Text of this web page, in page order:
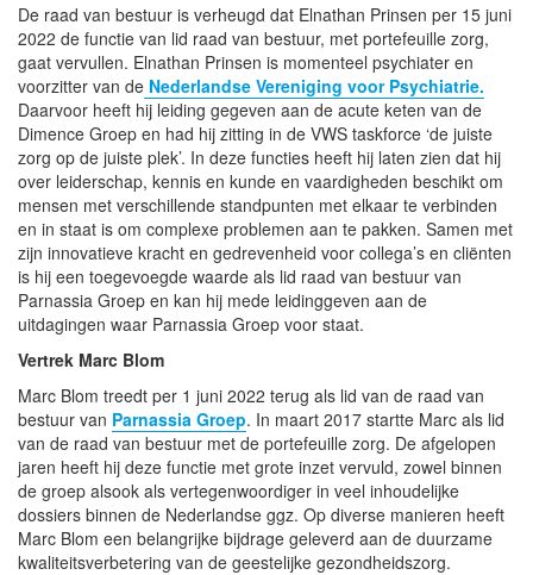
De raad van bestuur is verheugd dat Elnathan Prinsen per 15 juni
2022 de functie van lid raad van bestuur, met portefeuille zorg,
gaat vervullen. Elnathan Prinsen is momenteel psychiater en
voorzitter van de Nederlandse Vereniging voor Psychiatrie.
Daarvoor heeft hij leiding gegeven aan de acute keten van de
Dimence Groep en had hij zitting in de VWS taskforce ‘de juiste
zorg op de juiste plek’. In deze functies heeft hij laten zien dat hij
over leiderschap, kennis en kunde en vaardigheden beschikt om
mensen met verschillende standpunten met elkaar te verbinden
en in staat is om complexe problemen aan te pakken. Samen met
zijn innovatieve kracht en gedrevenheid voor collega’s en cliënten
is hij een toegevoegde waarde als lid raad van bestuur van
Parnassia Groep en kan hij mede leidinggeven aan de
uitdagingen waar Parnassia Groep voor staat.
Vertrek Marc Blom
Marc Blom treedt per 1 juni 2022 terug als lid van de raad van
bestuur van Parnassia Groep. In maart 2017 startte Marc als lid
van de raad van bestuur met de portefeuille zorg. De afgelopen
jaren heeft hij deze functie met grote inzet vervuld, zowel binnen
de groep alsook als vertegenwoordiger in veel inhoudelijke
dossiers binnen de Nederlandse ggz. Op diverse manieren heeft
Marc Blom een belangrijke bijdrage geleverd aan de duurzame
kwaliteitsverbetering van de geestelijke gezondheidszorg.